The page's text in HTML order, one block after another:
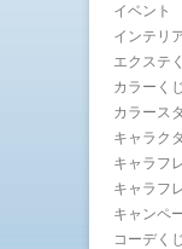
イベント
インテリ
エクステ
カラーくじ
カラース
キャラク
キャラフ
キャラフ
キャンペ
コーデくじ